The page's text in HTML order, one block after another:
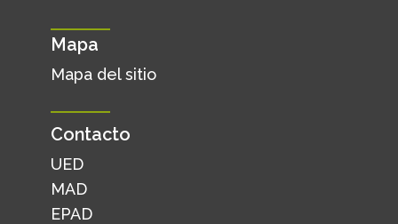
Mapa
Mapa del sitio
Contacto
UED
MAD
EPAD